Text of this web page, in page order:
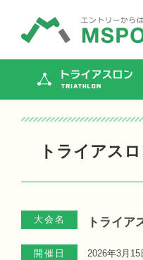
トライアスロン
トライアス
大会名 トライア
開催日 2026年3月15